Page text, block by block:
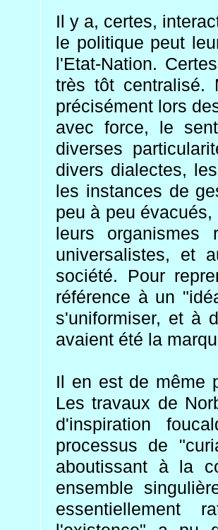
Il y a, certes,
le politique peut
l'Etat-Nation.
très tôt
précisément lors
avec force, le
diverses
divers dialectes,
les instances de
peu à peu
leurs organismes
universalistes, et
société. Pour
référence à un
s'uniformiser, et à
avaient été la
Il en est de même
Les travaux de
d'inspiration
processus de
aboutissant à la
ensemble
essentiellement